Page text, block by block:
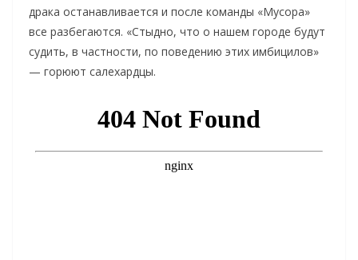
драка останавливается и после команды «Мусора»
все разбегаются. «Стыдно, что о нашем городе будут
судить, в частности, по поведению этих имбицилов»
— горюют салехардцы.